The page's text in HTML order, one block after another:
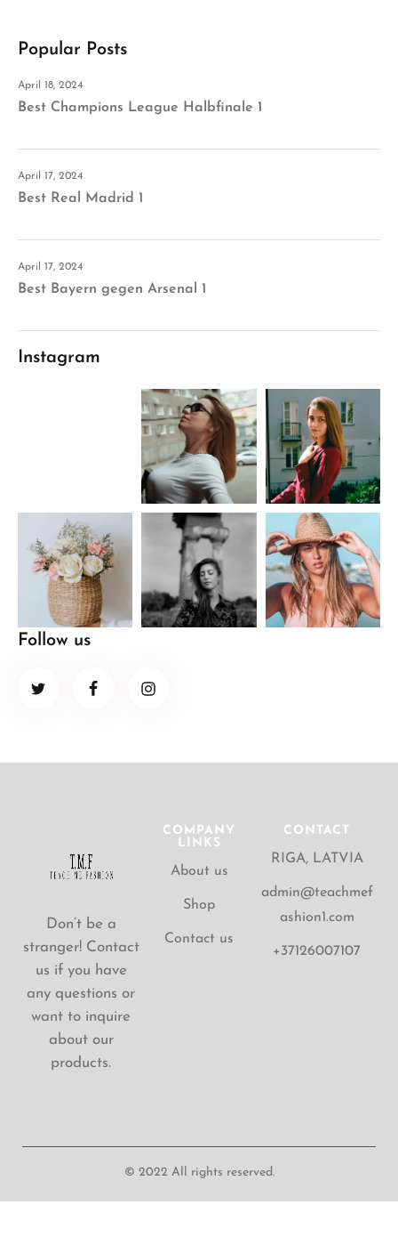
Popular Posts
April 18, 2024
Best Champions League Halbfinale 1
April 17, 2024
Best Real Madrid 1
April 17, 2024
Best Bayern gegen Arsenal 1
Instagram
Follow us
Don’t be a
stranger! Contact
us if you have
any questions or
want to inquire
about our
products.
COMPANY
LINKS
About us
Shop
Contact us
CONTACT
RIGA, LATVIA
admin@teachmef
ashion1.com
+37126007107
© 2022 All rights reserved.